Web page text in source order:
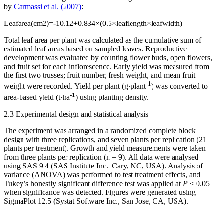
by Carmassi et al. (2007):
Leafarea(cm2)=-10.12+0.834×(0.5×leaflength×leafwidth)
Total leaf area per plant was calculated as the cumulative sum of
estimated leaf areas based on sampled leaves. Reproductive
development was evaluated by counting flower buds, open flowers,
and fruit set for each inflorescence. Early yield was measured from
the first two trusses; fruit number, fresh weight, and mean fruit
weight were recorded. Yield per plant (g·plant-1) was converted to
area-based yield (t·ha-1 ) using planting density.
2.3 Experimental design and statistical analysis
The experiment was arranged in a randomized complete block
design with three replications, and seven plants per replication (21
plants per treatment). Growth and yield measurements were taken
from three plants per replication (n = 9). All data were analysed
using SAS 9.4 (SAS Institute Inc., Cary, NC, USA). Analysis of
variance (ANOVA) was performed to test treatment effects, and
Tukey’s honestly significant difference test was applied at P < 0.05
when significance was detected. Figures were generated using
SigmaPlot 12.5 (Systat Software Inc., San Jose, CA, USA).